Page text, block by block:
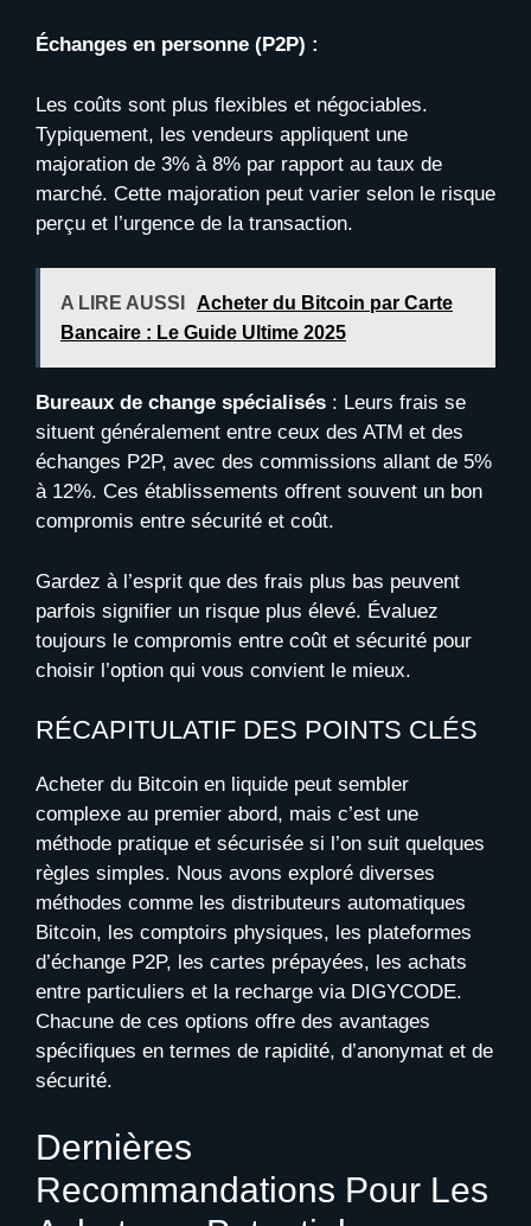
Échanges en personne (P2P) :
Les coûts sont plus flexibles et négociables.
Typiquement, les vendeurs appliquent une
majoration de 3% à 8% par rapport au taux de
marché. Cette majoration peut varier selon le risque
perçu et l’urgence de la transaction.
A LIRE AUSSI
Acheter du Bitcoin par Carte
Bancaire : Le Guide Ultime 2025
Bureaux de change spécialisés : Leurs frais se
situent généralement entre ceux des ATM et des
échanges P2P, avec des commissions allant de 5%
à 12%. Ces établissements offrent souvent un bon
compromis entre sécurité et coût.
Gardez à l’esprit que des frais plus bas peuvent
parfois signifier un risque plus élevé. Évaluez
toujours le compromis entre coût et sécurité pour
choisir l’option qui vous convient le mieux.
RÉCAPITULATIF DES POINTS CLÉS
Acheter du Bitcoin en liquide peut sembler
complexe au premier abord, mais c’est une
méthode pratique et sécurisée si l’on suit quelques
règles simples. Nous avons exploré diverses
méthodes comme les distributeurs automatiques
Bitcoin, les comptoirs physiques, les plateformes
d’échange P2P, les cartes prépayées, les achats
entre particuliers et la recharge via DIGYCODE.
Chacune de ces options offre des avantages
spécifiques en termes de rapidité, d’anonymat et de
sécurité.
Dernières
Recommandations Pour Les